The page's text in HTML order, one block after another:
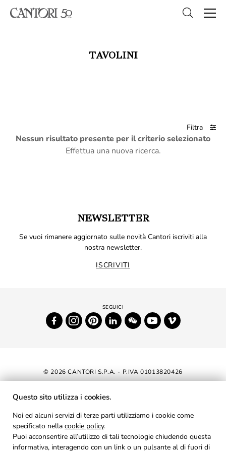
TAVOLINI
Filtra
Nessun risultato presente per il criterio selezionato
Effettua una nuova ricerca.
NEWSLETTER
Se vuoi rimanere aggiornato sulle novità Cantori iscriviti alla
nostra newsletter.
ISCRIVITI
© 2026 CANTORI S.P.A. - P.IVA 01013820426
DICHIARAZIONE DI ACCESSIBILITÀ
AREA RISERVATA
PRIVACY
Questo sito utilizza i cookies.
Noi ed alcuni servizi di terze parti utilizziamo i cookie come
specificato nella cookie policy.
Puoi acconsentire all’utilizzo di tali tecnologie chiudendo questa
informativa, interagendo con un link o un pulsante al di fuori di